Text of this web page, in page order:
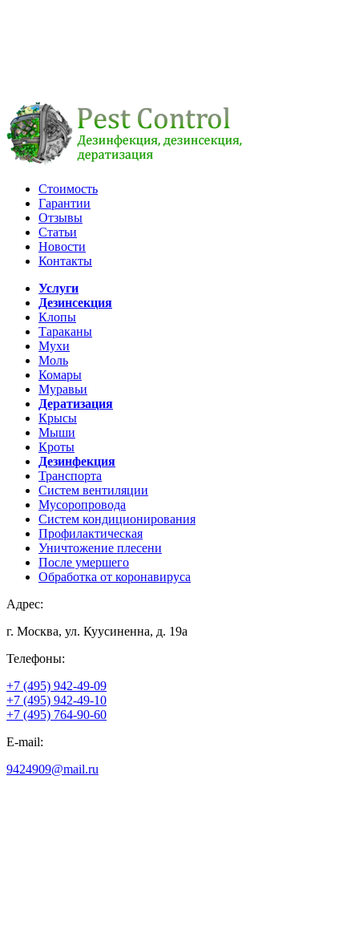
Стоимость
Гарантии
Отзывы
Статьи
Новости
Контакты
Услуги
Дезинсекция
Клопы
Тараканы
Мухи
Моль
Комары
Муравьи
Дератизация
Крысы
Мыши
Кроты
Дезинфекция
Транспорта
Систем вентиляции
Мусоропровода
Систем кондиционирования
Профилактическая
Уничтожение плесени
После умершего
Обработка от коронавируса
Адрес:
г. Москва, ул. Куусиненна, д. 19а
Телефоны:
+7 (495) 942-49-09
+7 (495) 942-49-10
+7 (495) 764-90-60
E-mail:
9424909@mail.ru